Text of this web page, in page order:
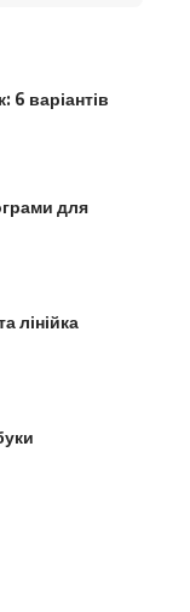
6 варіантів
для
лінійка